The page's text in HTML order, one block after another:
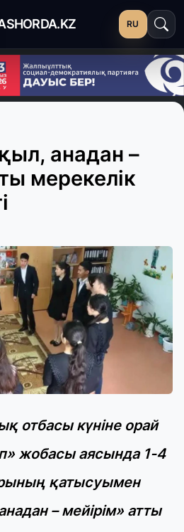
RU
анадан –
мерекелік
отбасы күніне орай
жобасы аясында 1-4
қатысуымен
– мейірім» атты